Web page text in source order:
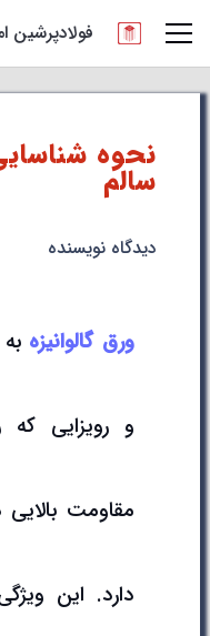
فولادپرشین
نحوه
سالم
دیدگاه نویسنده
ورق گالوانیزه
و رویزایی
مقاومت
دارد. این